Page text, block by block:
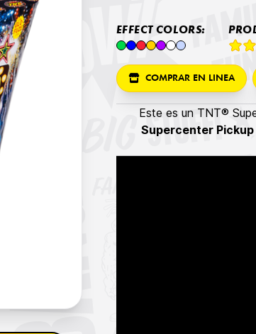
EFFECT COLORS:
COMPRAR EN LINEA
Este es un TNT®
Supercenter Pickup